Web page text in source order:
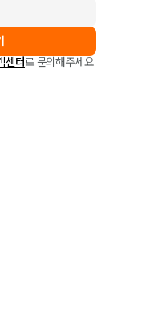
센터로 문의해주세요.